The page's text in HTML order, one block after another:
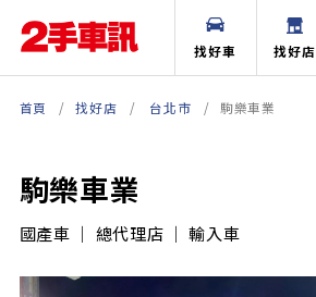
找好車 找好店
首頁 找好店 台北市 駒樂車業
駒樂車業
國產車 ｜ 總代理店 ｜ 輸入車